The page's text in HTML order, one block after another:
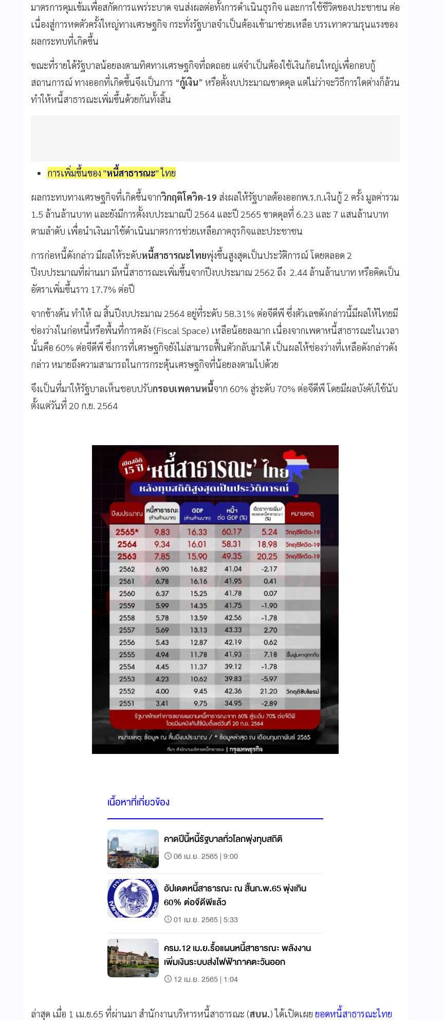
มาตรการคุมเข้มเพื่อสกัดการแพร่ระบาด จนส่งผลต่อทั้งการดำเนินธุรกิจ และการใช้ชีวิตของประชาชน ต่อ
เนื่องสู่การหดตัวครั้งใหญ่ทางเศรษฐกิจ กระทั่งรัฐบาลจำเป็นต้องเข้ามาช่วยเหลือ บรรเทาความรุนแรงของ
ผลกระทบที่เกิดขึ้น
ขณะที่รายได้รัฐบาลน้อยลงตามทิศทางเศรษฐกิจที่ถดถอย แต่จำเป็นต้องใช้เงินก้อนใหญ่เพื่อกอบกู้
สถานการณ์ ทางออกที่เกิดขึ้นจึงเป็นการ “กู้เงิน” หรือตั้งงบประมาณขาดดุล แต่ไม่ว่าจะวิธีการใดต่างก็ล้วน
ทำให้หนี้สาธารณะเพิ่มขึ้นด้วยกันทั้งสิ้น
การเพิ่มขึ้นของ "หนี้สาธารณะ" ไทย
ผลกระทบทางเศรษฐกิจที่เกิดขึ้นจากวิกฤติโควิด-19 ส่งผลให้รัฐบาลต้องออกพ.ร.ก.เงินกู้ 2 ครั้ง มูลค่ารวม
1.5 ล้านล้านบาท และยังมีการตั้งงบประมาณปี 2564 และปี 2565 ขาดดุลที่ 6.23 และ 7 แสนล้านบาท
ตามลำดับ เพื่อนำเงินมาใช้ดำเนินมาตรการช่วยเหลือภาคธุรกิจและประชาชน
การก่อหนี้ดังกล่าว มีผลให้ระดับหนี้สาธารณะไทยพุ่งขึ้นสูงสุดเป็นประวัติการณ์ โดยตลอด 2
ปีงบประมาณที่ผ่านมา มีหนี้สาธารณะเพิ่มขึ้นจากปีงบประมาณ 2562 ถึง 2.44 ล้านล้านบาท หรือคิดเป็น
อัตราเพิ่มขึ้นราว 17.7% ต่อปี
จากข้างต้น ทำให้ ณ สิ้นปีงบประมาณ 2564 อยู่ที่ระดับ 58.31% ต่อจีดีพี ซึ่งตัวเลขดังกล่าวนี้มีผลให้ไทยมี
ช่องว่างในก่อหนี้หรือพื้นที่การคลัง (Fiscal Space) เหลือน้อยลงมาก เนื่องจากเพดาหนี้สาธารณะในเวลา
นั้นคือ 60% ต่อจีดีพี ซึ่งการที่เศรษฐกิจยังไม่สามารถฟื้นตัวกลับมาได้ เป็นผลให้ช่องว่างที่เหลือดังกล่าวดัง
กล่าว หมายถึงความสามารถในการกระตุ้นเศรษฐกิจที่น้อยลงตามไปด้วย
จึงเป็นที่มาให้รัฐบาลเห็นชอบปรับกรอบเพดานหนี้จาก 60% สู่ระดับ 70% ต่อจีดีพี โดยมีผลบังคับใช้นับ
ตั้งแต่วันที่ 20 ก.ย. 2564
เนื้อหาที่เกี่ยวข้อง
คาดปีนี้หนี้รัฐบาลทั่วโลกพุ่งทุบสถิติ
06 เม.ย. 2565 | 9:00
อัปเดตหนี้สาธารณะ ณ สิ้นก.พ.65 พุ่งเกิน
60% ต่อจีดีพีแล้ว
01 เม.ย. 2565 | 5:33
ครม.12 เม.ย.รื้อแผนหนี้สาธารณะ พลังงาน
เพิ่มเงินระบบส่งไฟฟ้าภาคตะวันออก
12 เม.ย. 2565 | 1:04
ล่าสุด เมื่อ 1 เม.ย.65 ที่ผ่านมา สำนักงานบริหารหนี้สาธารณะ (สบน.) ได้เปิดเผย ยอดหนี้สาธารณะไทย